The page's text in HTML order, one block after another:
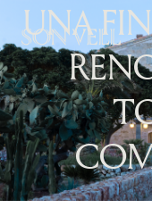
UNA